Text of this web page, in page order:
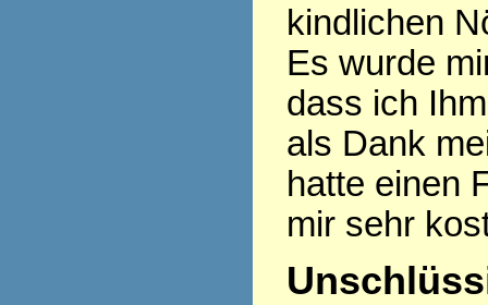
kindlichen
Es wurde
dass ich
als Dank
hatte einen
mir sehr